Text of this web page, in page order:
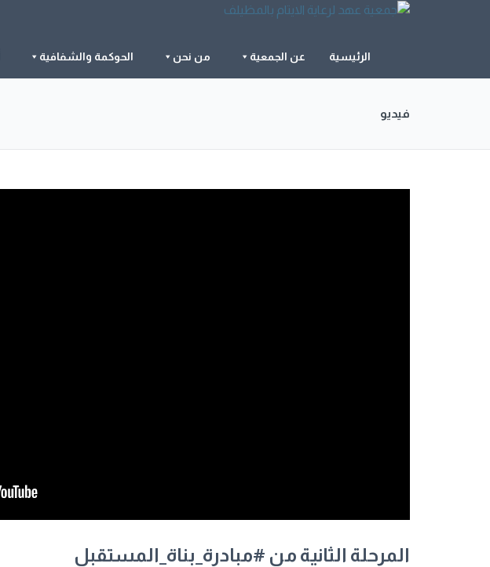
الرئيسية عن الجمعية من نحن الحوكمة والشفافية
فيديو
المرحلة الثانية من #مبادرة_بناة_المستقبل